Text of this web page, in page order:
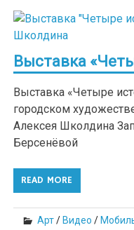
Выставка
Выставка «Четыре
городском
Алексея Школдина
Берсенёвой
READ MORE
Арт/ Видео /